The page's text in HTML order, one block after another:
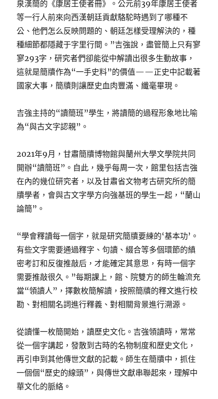
泉漢簡的《康居王使者冊》。公元前39年康居王使者
等一行人前來向西漢朝廷貢獻駱駝時遇到了哪種不
公、他們怎么反映問題的、朝廷怎樣受理解決的，種
種細節都隱藏于字里行間。”吉強說，盡管簡上只有寥
寥293字，研究者們卻能從中解讀出很多生動故事，
這就是簡牘作為“一手史料”的價值——正史中記載著
國家大事，簡牘則讓歷史血肉豐滿、纖毫畢現。
吉強主持的“讀簡班”學生，將讀簡的過程形象地比喻
為“與古文字認親”。
2021年9月，甘肅簡牘博物館與蘭州大學文學院共同
開辦“讀簡班”。自此，幾乎每周一次，館里包括吉強
在內的幾位研究者，以及甘肅省文物考古研究所的簡
牘學者，會與古文字學方向強基班的學生一起，“蘭山
論簡”。
“學會釋讀每一個字，就是研究簡牘要練的‘基本功’。
有些文字需要通過釋字、句讀、綴合等多個環節的縝
密考訂和反復推敲后，才能確定其意思，有時一個字
需要推敲很久。”每期課上，館、院雙方的師生輪流充
當“領讀人”，擇數枚簡解讀，按照簡牘的釋文進行校
勘、對相關名詞進行釋義、對相關背景進行溯源。
從讀懂一枚簡開始，讀歷史文化。吉強領讀時，常常
從一個字講起，發散到古時的名物制度和歷史文化，
再引申到其他傳世文獻的記載。師生在簡牘中，抓住
一個個“歷史的線頭”，與傳世文獻串聯起來，理解中
華文化的脈絡。